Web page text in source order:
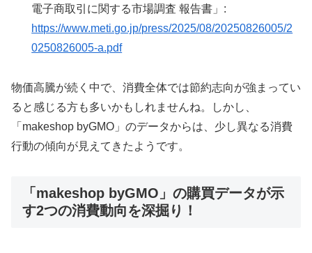
電子商取引に関する市場調査 報告書」:
https://www.meti.go.jp/press/2025/08/20250826005/2
0250826005-a.pdf
物価高騰が続く中で、消費全体では節約志向が強まってい
ると感じる方も多いかもしれませんね。しかし、
「makeshop byGMO」のデータからは、少し異なる消費
行動の傾向が見えてきたようです。
「makeshop byGMO」の購買データが示
す2つの消費動向を深掘り！